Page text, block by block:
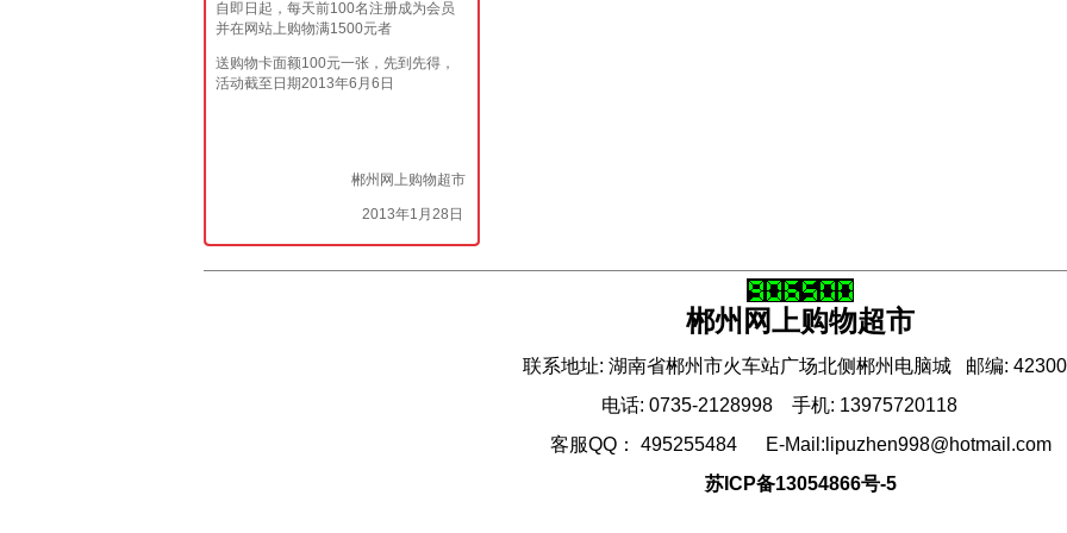
自即日起，每天前100名注册成为会员
并在网站上购物满1500元者
送购物卡面额100元一张，先到先得，
活动截至日期2013年6月6日
郴州网上购物超市
2013年1月28日
郴州网上购物超市
联系地址: 湖南省郴州市火车站广场北侧郴州电脑城 邮编:
电话: 0735-2128998 手机: 13975720118
客服QQ： 495255484 E-Mail:lipuzhen998@hotmail.com
苏ICP备13054866号-5